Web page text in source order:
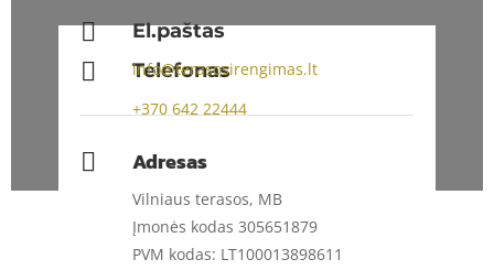
 Telefonas
+370642 22444
 El.paštas
info@terasosirengimas.lt
 Adresas
Vilniaus terasos, MB
Įmonės kodas 305651879
PVM kodas: LT100013898611